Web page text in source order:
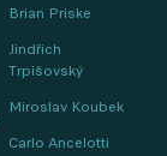
Brian Priske
Jindřich
Trpišovský
Miroslav Koubek
Carlo Ancelotti